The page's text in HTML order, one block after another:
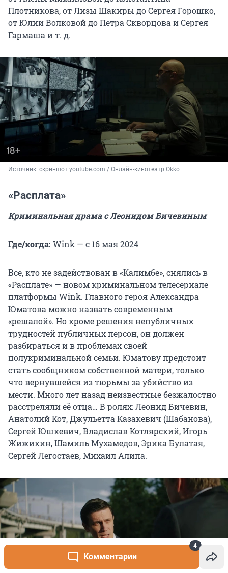
Комментарии
4
Плотникова, от Лизы Шакиры до Сергея Горошко,
от Юлии Волковой до Петра Скворцова и Сергея
Гармаша и т. д.
Источник: скриншот youtube.com / Онлайн-кинотеатр Okko
«Расплата»
Криминальная драма с Леонидом Бичевиным
Где/когда: Wink — с 16 мая 2024
Все, кто не задействован в «Калимбе», снялись в
«Расплате» — новом криминальном телесериале
платформы Wink. Главного героя Александра
Юматова можно назвать современным
«решалой». Но кроме решения непубличных
трудностей публичных персон, он должен
разбираться и в проблемах своей
полукриминальной семьи. Юматову предстоит
стать сообщником собственной матери, только
что вернувшейся из тюрьмы за убийство из
мести. Много лет назад неизвестные безжалостно
расстреляли её отца… В ролях: Леонид Бичевин,
Анатолий Кот, Джульетта Казакевич (Шабанова),
Сергей Юшкевич, Владислав Котлярский, Игорь
Жижикин, Шамиль Мухамедов, Эрика Булатая,
Сергей Легостаев, Михаил Алипа.